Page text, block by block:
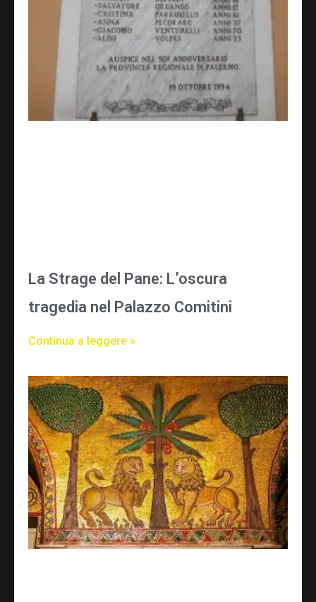
La Strage del Pane: L’oscura
tragedia nel Palazzo Comitini
Continua a leggere »